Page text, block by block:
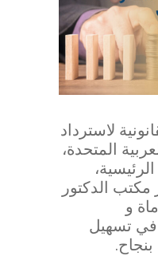
لاسترداد
المتحدة،
مكتب الدكتور
و
في تسهيل